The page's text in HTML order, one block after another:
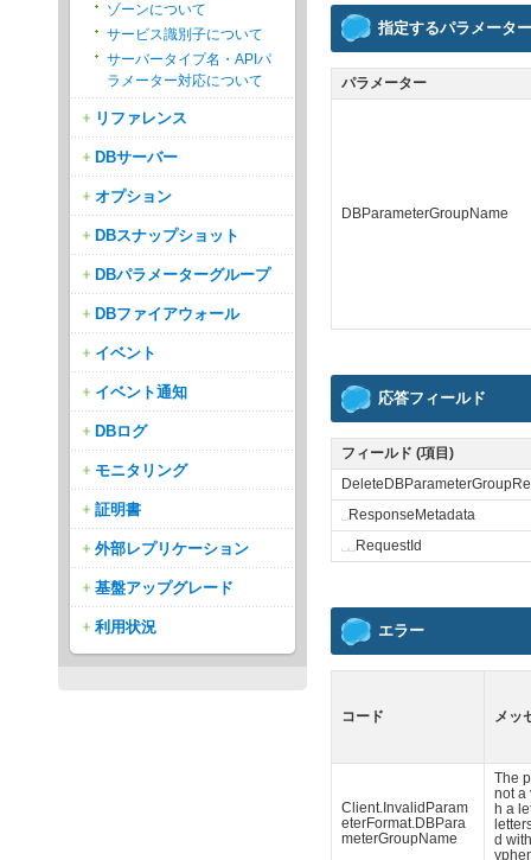
指定するパラメーター
パラメーター
DBParameterGroupName
応答フィールド
フィールド (項目)
␣ResponseMetadata
␣␣RequestId
エラー
コード メッ
Client.InvalidParam
eterFormat.DBPara
meterGroupName
The
not a
h a
d
ゾーンについて
サービス識別子について
サーバータイプ名・APIパ
ラメーター対応について
リファレンス
DBサーバー
オプション
DBスナップショット
DBパラメーターグループ
DBファイアウォール
イベント
イベント通知
DBログ
モニタリング
証明書
外部レプリケーション
基盤アップグレード
利用状況